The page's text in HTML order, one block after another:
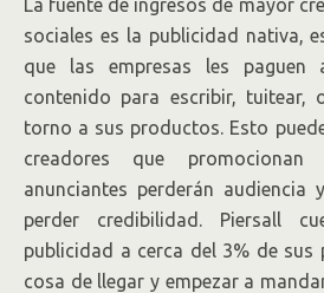
La fuente de ingresos de mayor
sociales es la publicidad nativa,
que las empresas les
contenido para escribir, tuitear,
torno a sus productos. Esto
creadores que
anunciantes perderán audiencia
perder credibilidad. Piersall
publicidad a cerca del 3% de sus
cosa de llegar y empezar a